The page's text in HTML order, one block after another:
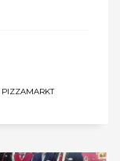
PIZZAMARKT